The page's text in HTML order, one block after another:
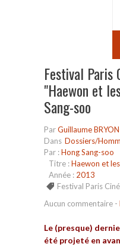
Festival Paris
"Haewon et
Sang-soo
ParGuillaume
Dans Dossiers/
Par :Hong Sang-soo
Titre :Haewon et
Année : 2013
Festival Paris
Aucun commentaire -
Le (presque)
été projeté en